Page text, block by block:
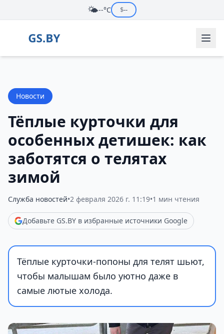
🌤️--°C $--
Новости
Тёплые курточки для
особенных детишек: как
заботятся о телятах
зимой
Служба новостей•2 февраля 2026 г. 11:19•1 мин чтения
Добавьте GS.BY в избранные источники Google
Тёплые курточки-попоны для телят шьют,
чтобы малышам было уютно даже в
самые лютые холода.